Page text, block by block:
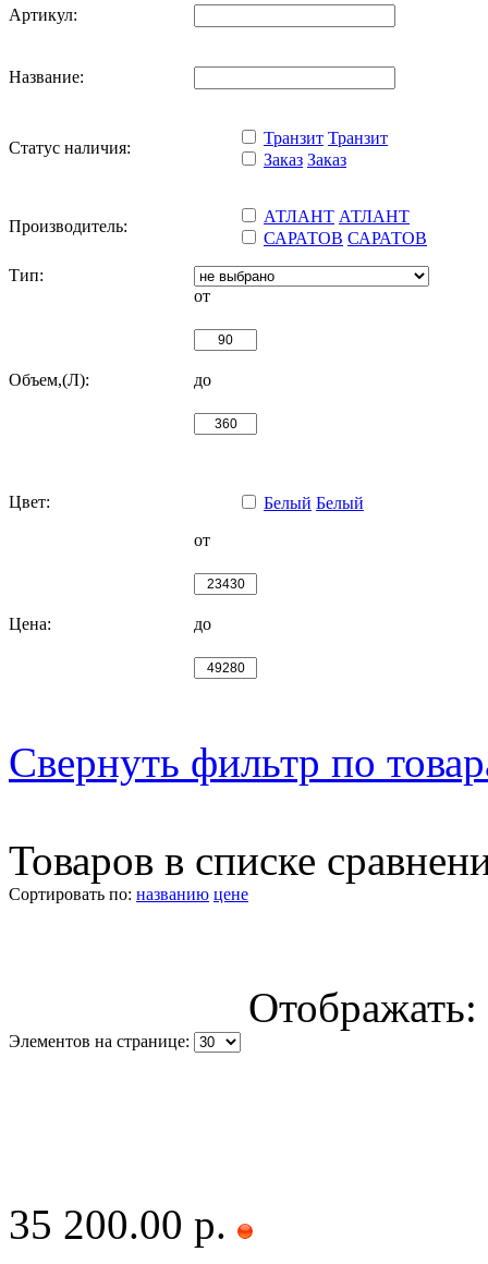
Артикул:
Название:
Статус наличия:
Транзит Транзит
Заказ Заказ
Производитель:
АТЛАНТ АТЛАНТ
САРАТОВ САРАТОВ
Тип:
Объем,(Л):
от
до
Цвет: Белый Белый
Цена:
от
до
Свернуть фильтр по
Товаров в списке
Сортировать по: названию цене
Отображать:
Элементов на странице:
35 200.00 р.